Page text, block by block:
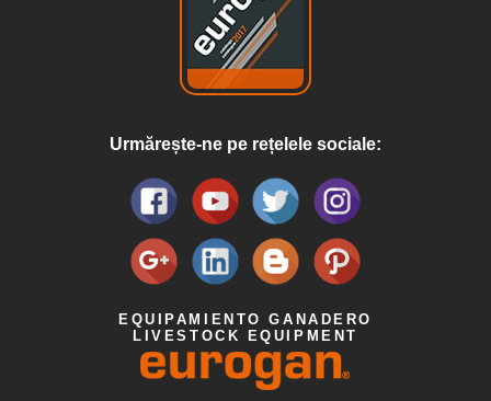
Urmărește-ne pe rețelele sociale:
EQUIPAMIENTO GANADERO
LIVESTOCK EQUIPMENT